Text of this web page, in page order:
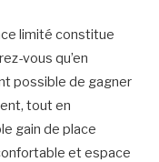
limité constitue
vous qu’en
possible de gagner
tout en
gain de place
et espace